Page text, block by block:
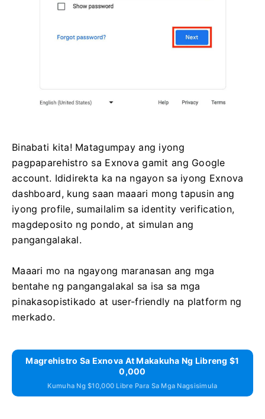
Binabati kita! Matagumpay ang iyong
pagpaparehistro sa Exnova gamit ang Google
account. Ididirekta ka na ngayon sa iyong Exnova
dashboard, kung saan maaari mong tapusin ang
iyong profile, sumailalim sa identity verification,
magdeposito ng pondo, at simulan ang
pangangalakal.
Maaari mo na ngayong maranasan ang mga
bentahe ng pangangalakal sa isa sa mga
pinakasopistikado at user-friendly na platform ng
merkado.
Magrehistro Sa Exnova At Makakuha Ng Libreng $1
0,000
Kumuha Ng $10,000 Libre Para Sa Mga Nagsisimula